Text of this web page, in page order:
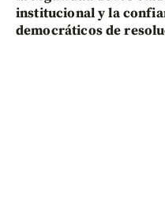
institucional y la
democráticos de